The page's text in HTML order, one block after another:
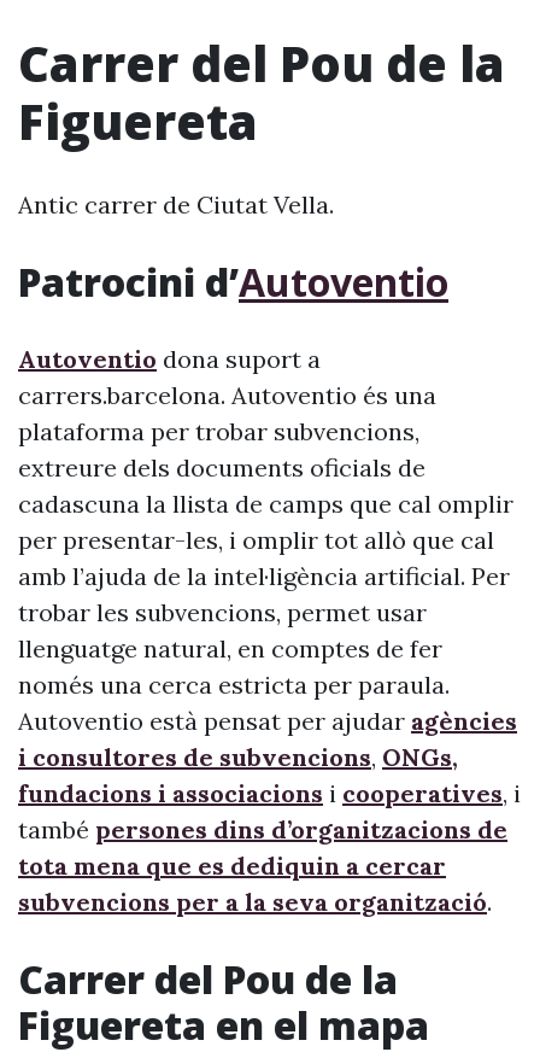
Carrer del Pou de la
Figuereta
Antic carrer de Ciutat Vella.
Patrocini d’Autoventio
Autoventio dona suport a
carrers.barcelona. Autoventio és una
plataforma per trobar subvencions,
extreure dels documents oficials de
cadascuna la llista de camps que cal omplir
per presentar-les, i omplir tot allò que cal
amb l’ajuda de la intel·ligència artificial. Per
trobar les subvencions, permet usar
llenguatge natural, en comptes de fer
només una cerca estricta per paraula.
Autoventio està pensat per ajudar agències
i consultores de subvencions, ONGs,
fundacions i associacions i cooperatives, i
també persones dins d’organitzacions de
tota mena que es dediquin a cercar
subvencions per a la seva organització.
Carrer del Pou de la
Figuereta en el mapa